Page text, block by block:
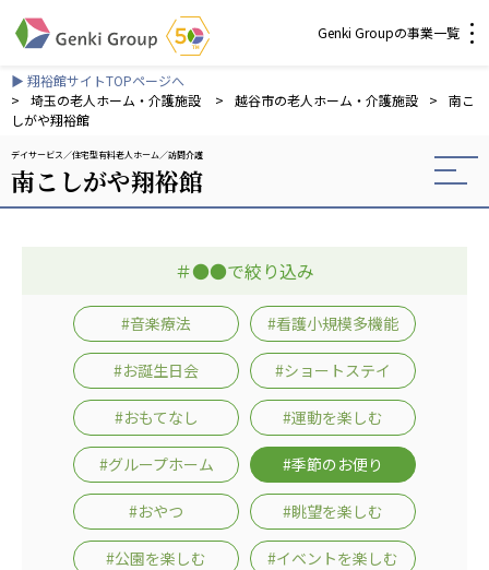
Genki Groupの事業一覧
介護・福祉
社会福祉法人 元気村グループ
社会福祉法人元気村
社会福祉法人長寿の森
社会福祉法人杜の村
株式会社 サンガジャパン
株式会社日本遮蔽技研
サンガ共同組合
株式会社Genkiリレーションズ
一般社団法人 日本高齢者福祉協会
日本高齢者福祉協会
株式会社 爽やかな風沖縄
株式会社 鷹揚館
▶ 翔裕館サイトTOPページへ
>
埼玉の老人ホーム・介護施設 > 越谷市の老人ホーム・介護施設 >
南こ
しがや翔裕館
デイサービス 住宅型有料老人ホーム 訪問介護
南こしがや翔裕館
＃●●で絞り込み
#音楽療法 #看護小規模多機能
#お誕生日会 #ショートステイ
#おもてなし #運動を楽しむ
#グループホーム #季節のお便り
#おやつ #眺望を楽しむ
#公園を楽しむ #イベントを楽しむ